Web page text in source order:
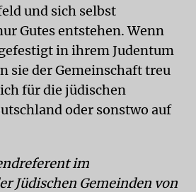
und sich selbst
Gutes entstehen. Wenn
in ihrem Judentum
sie der Gemeinschaft treu
für die jüdischen
oder sonstwo auf
im
Jüdischen Gemeinden von